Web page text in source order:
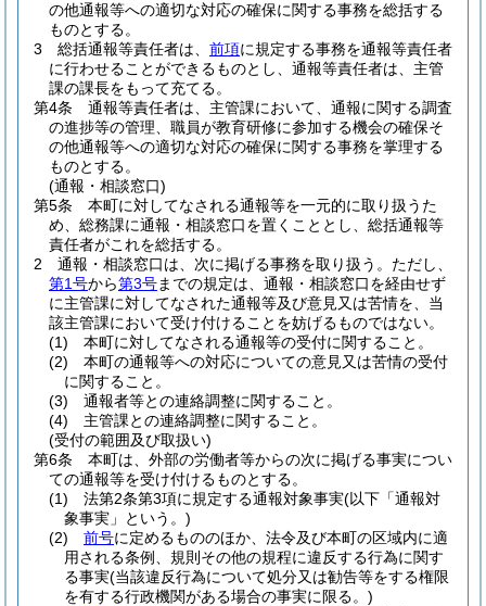
の他通報等への適切な対応の確保に関する事務を総括する
ものとする。
3
総括通報等責任者は、 前項に規定する事務を通報等責任者
に行わせることができるものとし、通報等責任者は、主管
課の課長をもって充てる。
第4条
通報等責任者は、主管課において、通報に関する調査
の進捗等の管理、職員が教育研修に参加する機会の確保そ
の他通報等への適切な対応の確保に関する事務を掌理する
ものとする。
(通報・相談窓口)
第5条
本町に対してなされる通報等を一元的に取り扱うた
め、総務課に通報・相談窓口を置くこととし、総括通報等
責任者がこれを総括する。
2
通報・相談窓口は、次に掲げる事務を取り扱う。 ただし、
第1号から第3号までの規定は、通報・相談窓口を経由せず
に主管課に対してなされた通報等及び意見又は苦情を、当
該主管課において受け付けることを妨げるものではない。
(1)
本町に対してなされる通報等の受付に関すること。
(2)
本町の通報等への対応についての意見又は苦情の受付
に関すること。
(3)
通報者等との連絡調整に関すること。
(4)
主管課との連絡調整に関すること。
(受付の範囲及び取扱い)
第6条
本町は、外部の労働者等からの次に掲げる事実につい
ての通報等を受け付けるものとする。
(1)
法第2条第3項に規定する通報対象事実(以下「通報対
象事実」という。)
(2)
前号に定めるもののほか、法令及び本町の区域内に適
用される条例、規則その他の規程に違反する行為に関す
る事実(当該違反行為について処分又は勧告等をする権限
を有する行政機関がある場合の事実に限る。)